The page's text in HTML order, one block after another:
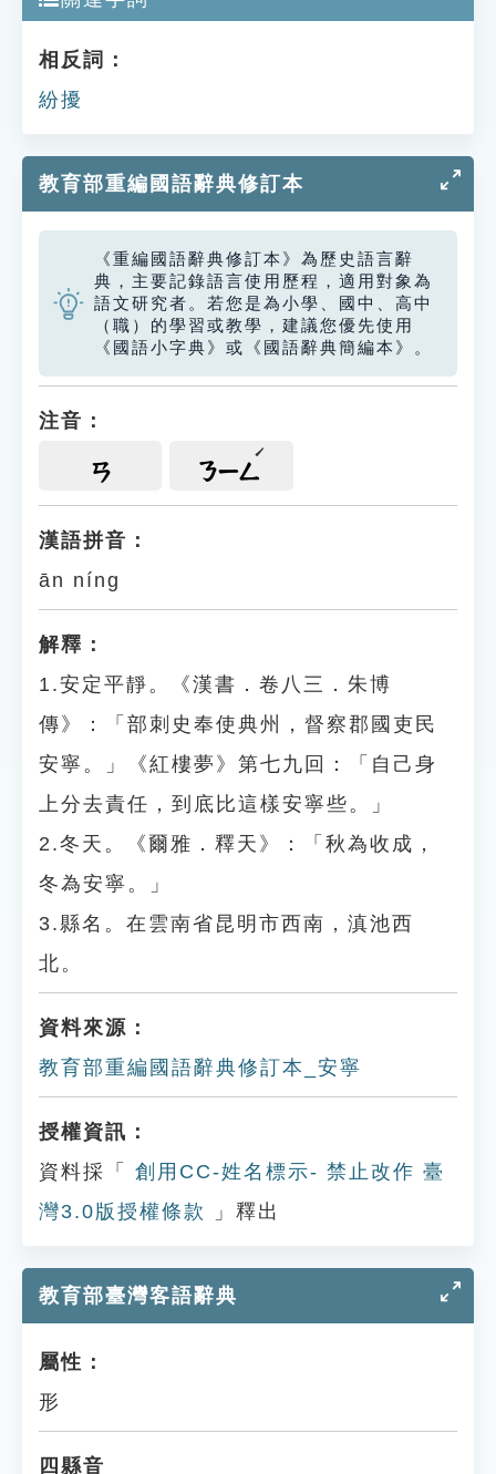
相反詞：
紛擾
教育部重編國語辭典修訂本
《重編國語辭典修訂本》為歷史語言辭
典，主要記錄語言使用歷程，適用對象為
語文研究者。若您是為小學、國中、高中
（職）的學習或教學，建議您優先使用
《國語小字典》或《國語辭典簡編本》。
注音：
ㄢ ㄋㄧㄥ
漢語拼音：
ān níng
解釋：
1.安定平靜。《漢書．卷八三．朱博
傳》：「部刺史奉使典州，督察郡國吏民
安寧。」《紅樓夢》第七九回：「自己身
上分去責任，到底比這樣安寧些。」
2.冬天。《爾雅．釋天》：「秋為收成，
冬為安寧。」
3.縣名。在雲南省昆明市西南，滇池西
北。
資料來源：
教育部重編國語辭典修訂本_安寧
授權資訊：
資料採「
創用CC-姓名標示- 禁止改作 臺
灣3.0版授權條款
」釋出
教育部臺灣客語辭典
屬性：
形
四縣音